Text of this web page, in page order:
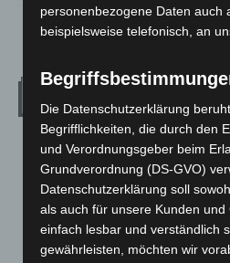
LANGENHAGEN
Klarer Himmel
20.9
personenbezogene Daten auch
beispielsweise telefonisch, an
Die Datenschutzerklärung
Begrifflichkeiten, die durch den
und Verordnungsgeber beim
Grundverordnung (DS-GVO)
Datenschutzerklärung soll
als auch für unsere Kunden und
einfach lesbar und verständlich
gewährleisten, möchten wir